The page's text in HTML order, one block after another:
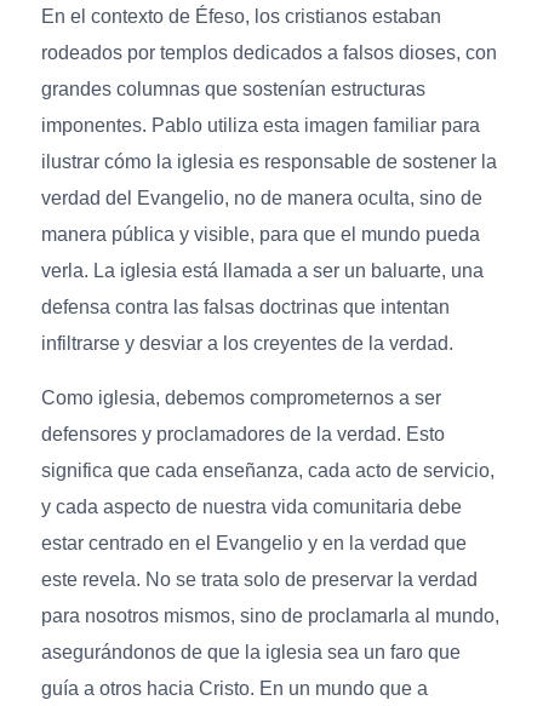
En el contexto de Éfeso, los cristianos estaban
rodeados por templos dedicados a falsos dioses, con
grandes columnas que sostenían estructuras
imponentes. Pablo utiliza esta imagen familiar para
ilustrar cómo la iglesia es responsable de sostener la
verdad del Evangelio, no de manera oculta, sino de
manera pública y visible, para que el mundo pueda
verla. La iglesia está llamada a ser un baluarte, una
defensa contra las falsas doctrinas que intentan
infiltrarse y desviar a los creyentes de la verdad.
Como iglesia, debemos comprometernos a ser
defensores y proclamadores de la verdad. Esto
significa que cada enseñanza, cada acto de servicio,
y cada aspecto de nuestra vida comunitaria debe
estar centrado en el Evangelio y en la verdad que
este revela. No se trata solo de preservar la verdad
para nosotros mismos, sino de proclamarla al mundo,
asegurándonos de que la iglesia sea un faro que
guía a otros hacia Cristo. En un mundo que a